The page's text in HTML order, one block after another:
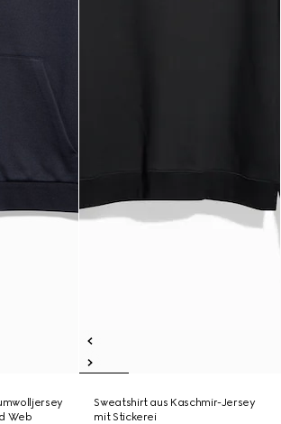
Web
Sweatshirt aus Kaschmir-Jersey
mit Stickerei